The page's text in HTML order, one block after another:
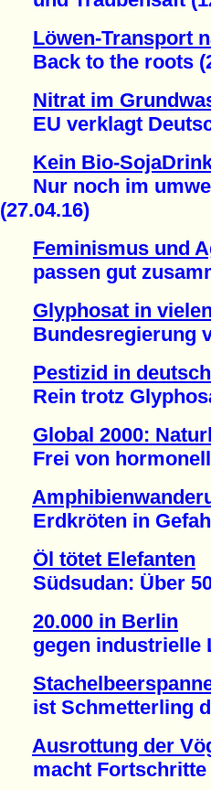
Löwen-Transport
Back to the roots
Nitrat im
EU verklagt
Kein Bio-
Nur noch im
(27.04.16)
Feminismus und
passen gut
Glyphosat in
Bundesregierung
Pestizid in
Rein trotz
Global 2000:
Frei von hormonell
Erdkröten in
Öl tötet Elefanten
Südsudan: Über
20.000 in Berlin
gegen industrielle
ist Schmetterling
Ausrottung der
macht Fortschritte